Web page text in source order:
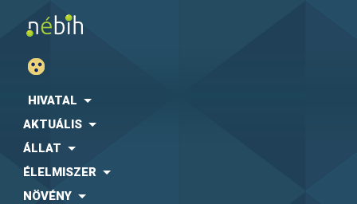
HIVATAL
AKTUÁLIS
ÁLLAT
ÉLELMISZER
NÖVÉNY